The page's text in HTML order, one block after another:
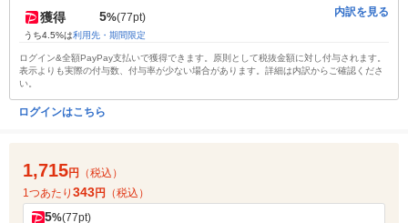
獲得 5%(77pt)
うち4.5%は利用先・期間限定
内訳を見る
ログイン&全額PayPay支払いで獲得できます。原則として税抜金額に対し付与されます。
表示よりも実際の付与数、付与率が少ない場合があります。詳細は内訳からご確認くださ
い。
ログインはこちら
1,715円
（税込）
1つあたり 343円 （税込）
5%(77pt)